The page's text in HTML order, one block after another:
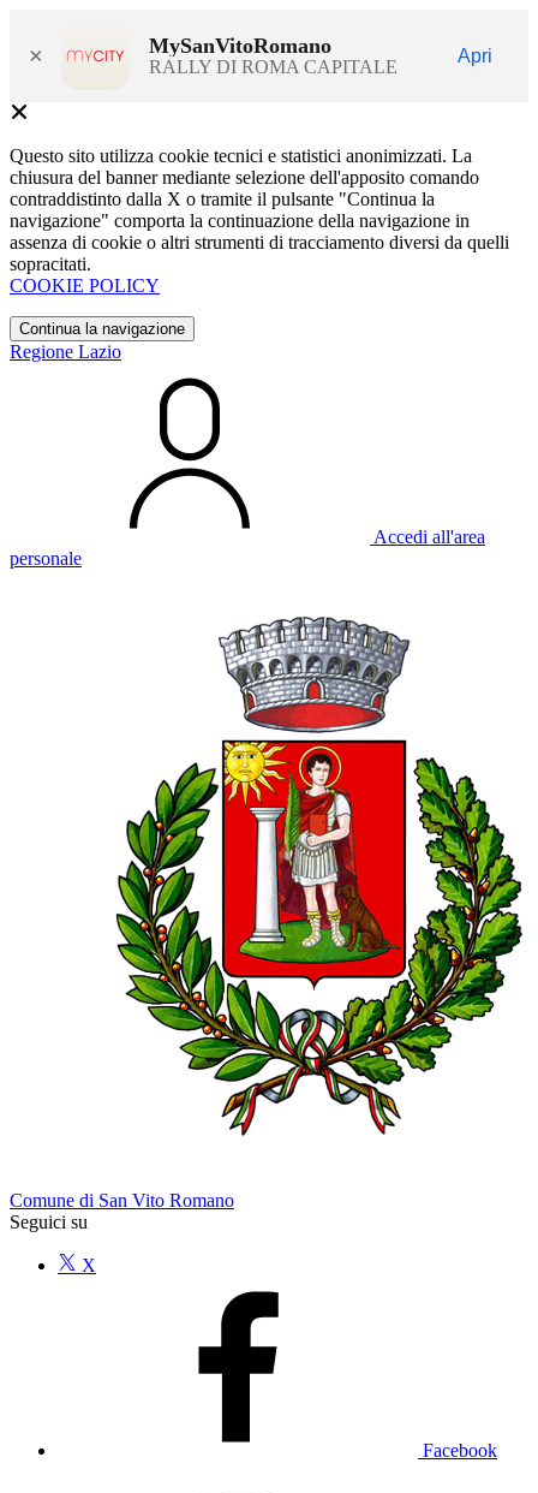
× MySanVitoRomano
RALLY DI ROMA CAPITALE
Apri
Questo sito utilizza cookie tecnici e statistici anonimizzati. La
chiusura del banner mediante selezione dell'apposito comando
contraddistinto dalla X o tramite il pulsante "Continua la
navigazione" comporta la continuazione della navigazione in
assenza di cookie o altri strumenti di tracciamento diversi da quelli
sopracitati.
COOKIE POLICY
Continua la navigazione
Regione Lazio
Accedi all'area
personale
Comune di San Vito Romano
Seguici su
X
Facebook